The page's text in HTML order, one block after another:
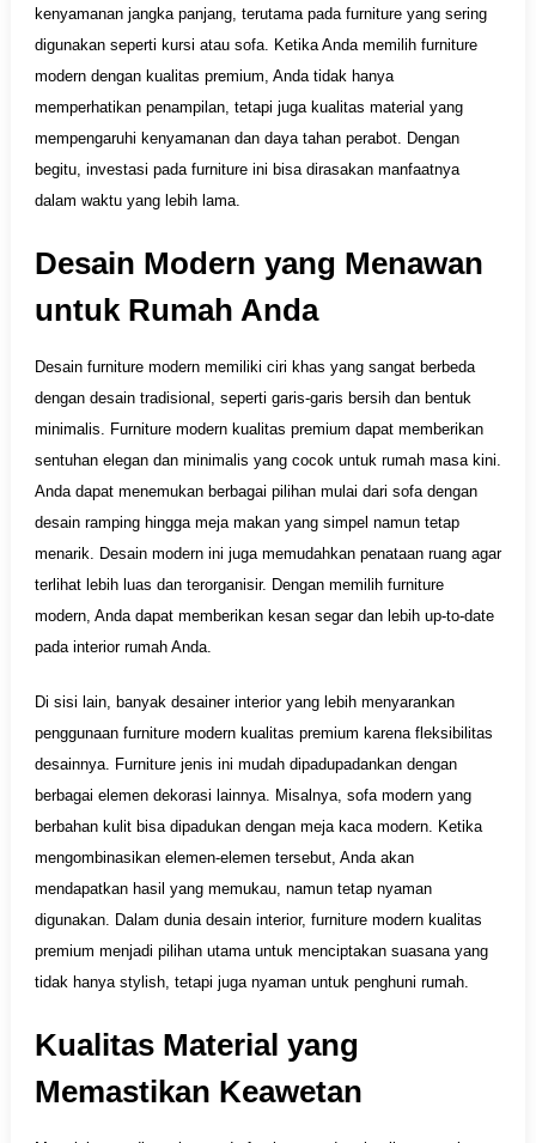
kenyamanan jangka panjang, terutama pada furniture yang sering
digunakan seperti kursi atau sofa. Ketika Anda memilih furniture
modern dengan kualitas premium, Anda tidak hanya
memperhatikan penampilan, tetapi juga kualitas material yang
mempengaruhi kenyamanan dan daya tahan perabot. Dengan
begitu, investasi pada furniture ini bisa dirasakan manfaatnya
dalam waktu yang lebih lama.
Desain Modern yang Menawan
untuk Rumah Anda
Desain furniture modern memiliki ciri khas yang sangat berbeda
dengan desain tradisional, seperti garis-garis bersih dan bentuk
minimalis. Furniture modern kualitas premium dapat memberikan
sentuhan elegan dan minimalis yang cocok untuk rumah masa kini.
Anda dapat menemukan berbagai pilihan mulai dari sofa dengan
desain ramping hingga meja makan yang simpel namun tetap
menarik. Desain modern ini juga memudahkan penataan ruang agar
terlihat lebih luas dan terorganisir. Dengan memilih furniture
modern, Anda dapat memberikan kesan segar dan lebih up-to-date
pada interior rumah Anda.
Di sisi lain, banyak desainer interior yang lebih menyarankan
penggunaan furniture modern kualitas premium karena fleksibilitas
desainnya. Furniture jenis ini mudah dipadupadankan dengan
berbagai elemen dekorasi lainnya. Misalnya, sofa modern yang
berbahan kulit bisa dipadukan dengan meja kaca modern. Ketika
mengombinasikan elemen-elemen tersebut, Anda akan
mendapatkan hasil yang memukau, namun tetap nyaman
digunakan. Dalam dunia desain interior, furniture modern kualitas
premium menjadi pilihan utama untuk menciptakan suasana yang
tidak hanya stylish, tetapi juga nyaman untuk penghuni rumah.
Kualitas Material yang
Memastikan Keawetan